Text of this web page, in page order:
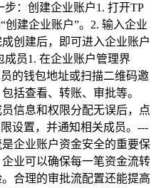
：创建企业账户1. 打开TP
创建企业账户”。2. 输入企业
创建后，即可进入企业账户
员1. 在企业账户管理界
的钱包地址或扫描二维码邀
括查看、转账、审批等。
信息和权限分配无误后，点
设置，并通知相关成员。---
企业账户资金安全的重要保
业可以确保每一笔资金流转
合理的审批流配置还能提高